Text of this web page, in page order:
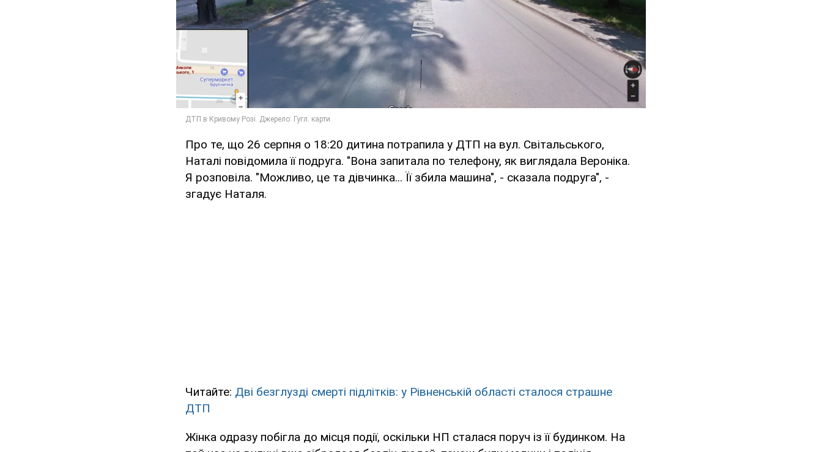
Про те, що 26 серпня о 18:20 дитина потрапила у ДТП на вул. Світальського,
Наталі повідомила її подруга. "Вона запитала по телефону, як виглядала Вероніка.
Я розповіла. "Можливо, це та дівчинка... Її збила машина", - сказала подруга", -
згадує Наталя.
Читайте: Дві безглузді смерті підлітків: у Рівненській області сталося страшне
ДТП
Жінка одразу побігла до місця події, оскільки НП сталася поруч із її будинком. На